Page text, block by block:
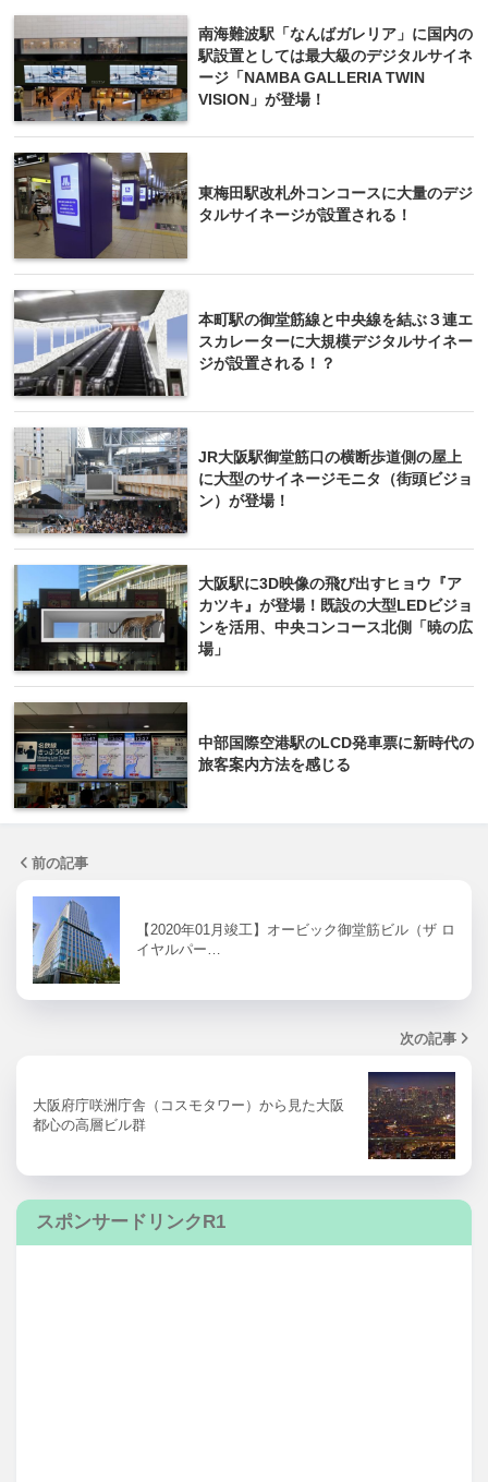
南海難波駅「なんばガレリア」に国内の
駅設置としては最大級のデジタルサイネ
ージ「NAMBA GALLERIA TWIN
VISION」が登場！
東梅田駅改札外コンコースに大量のデジ
タルサイネージが設置される！
本町駅の御堂筋線と中央線を結ぶ３連エ
スカレーターに大規模デジタルサイネー
ジが設置される！？
JR大阪駅御堂筋口の横断歩道側の屋上
に大型のサイネージモニタ（街頭ビジョ
ン）が登場！
大阪駅に3D映像の飛び出すヒョウ『ア
カツキ』が登場！既設の大型LEDビジョ
ンを活用、中央コンコース北側「暁の広
場」
中部国際空港駅のLCD発車票に新時代の
旅客案内方法を感じる
前の記事
【2020年01月竣工】オービック御堂筋ビル（ザ ロ
イヤルパー…
次の記事
大阪府庁咲洲庁舎（コスモタワー）から見た大阪
都心の高層ビル群
スポンサードリンクR1